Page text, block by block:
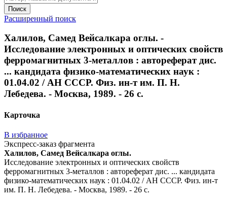
Поиск
Расширенный поиск
Халилов, Самед Вейсалкара оглы. -
Исследование электронных и оптических свойств
ферромагнитных 3-металлов : автореферат дис.
... кандидата физико-математических наук :
01.04.02 / АН СССР. Физ. ин-т им. П. Н.
Лебедева. - Москва, 1989. - 26 с.
Карточка
В избранное
Экспресс-заказ фрагмента
Халилов, Самед Вейсалкара оглы.
Исследование электронных и оптических свойств
ферромагнитных 3-металлов : автореферат дис. ... кандидата
физико-математических наук : 01.04.02 / АН СССР. Физ. ин-т
им. П. Н. Лебедева. - Москва, 1989. - 26 с.